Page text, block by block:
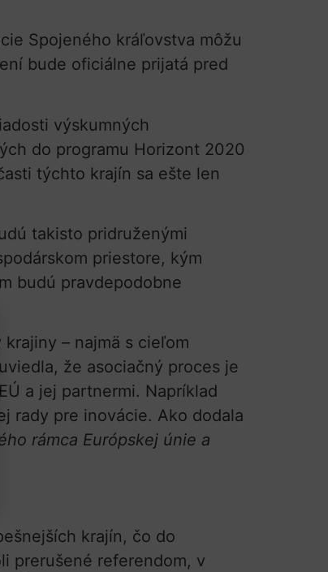
Spojeného kráľovstva môžu
bude oficiálne prijatá pred
výskumných
do programu Horizont 2020
týchto krajín sa ešte len
takisto pridruženými
priestore, kým
budú pravdepodobne
– najmä s cieľom
že asociačný proces je
a jej partnermi. Napríklad
rady pre inovácie. Ako dodala
rámca Európskej únie a
krajín, čo do
prerušené referendom, v